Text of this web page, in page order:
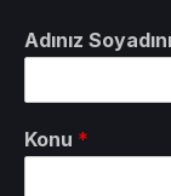
Adınız
Konu *